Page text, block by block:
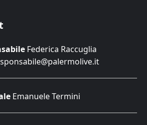
Federica Raccuglia
Emanuele Termini